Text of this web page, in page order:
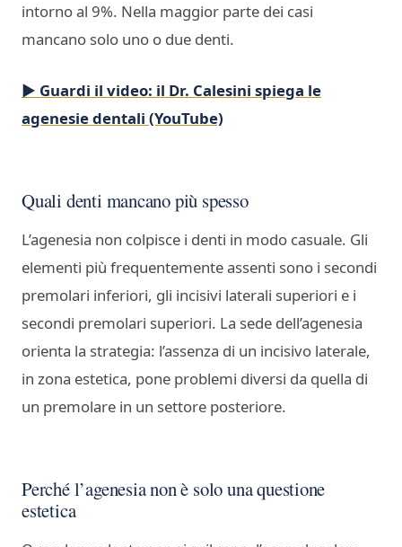
intorno al 9%. Nella maggior parte dei casi
mancano solo uno o due denti.
▶ Guardi il video: il Dr. Calesini spiega le
agenesie dentali (YouTube)
Quali denti mancano più spesso
L’agenesia non colpisce i denti in modo casuale. Gli
elementi più frequentemente assenti sono i secondi
premolari inferiori, gli incisivi laterali superiori e i
secondi premolari superiori. La sede dell’agenesia
orienta la strategia: l’assenza di un incisivo laterale,
in zona estetica, pone problemi diversi da quella di
un premolare in un settore posteriore.
Perché l’agenesia non è solo una questione
estetica